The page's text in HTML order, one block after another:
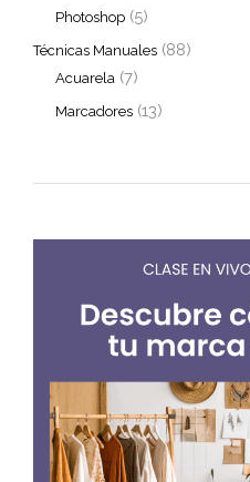
Photoshop (5)
Técnicas Manuales (88)
Acuarela (7)
Marcadores (13)